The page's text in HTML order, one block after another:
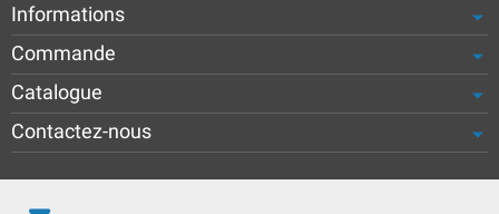
Informations
Commande
Catalogue
Contactez-nous